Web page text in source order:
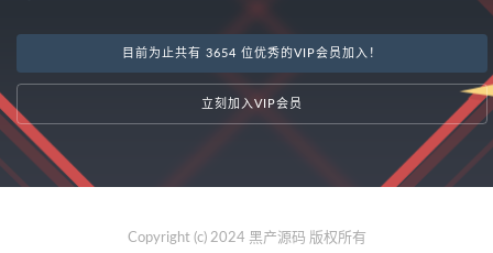
目前为止共有 3654 位优秀的VIP会员加入！
立刻加入VIP会员
Copyright (c) 2024 黑产源码 版权所有